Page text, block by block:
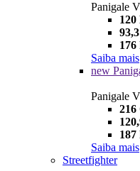
Panigale
120
176
Saiba mais
new
Panigale
187
Saiba mais
Streetfighter